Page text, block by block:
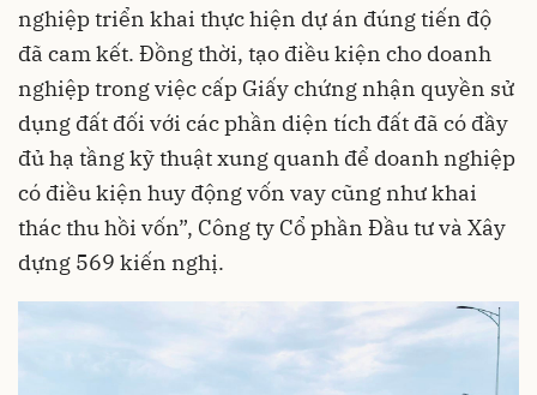
nghiệp triển khai thực hiện dự án đúng tiến độ
đã cam kết. Đồng thời, tạo điều kiện cho doanh
nghiệp trong việc cấp Giấy chứng nhận quyền sử
dụng đất đối với các phần diện tích đất đã có đầy
đủ hạ tầng kỹ thuật xung quanh để doanh nghiệp
có điều kiện huy động vốn vay cũng như khai
thác thu hồi vốn”, Công ty Cổ phần Đầu tư và Xây
dựng 569 kiến nghị.